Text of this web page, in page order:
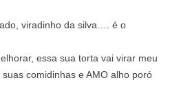
viradinho da silva…. é o
essa sua torta vai virar meu
comidinhas e AMO alho poró